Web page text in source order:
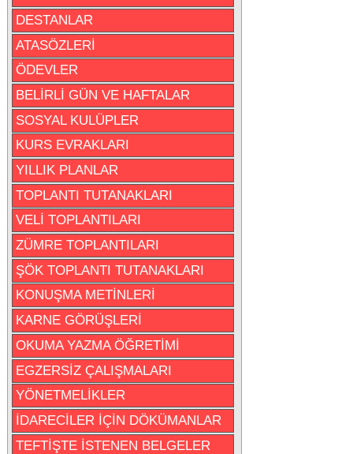
DESTANLAR
ATASÖZLERİ
ÖDEVLER
BELİRLİ GÜN VE HAFTALAR
SOSYAL KULÜPLER
KURS EVRAKLARI
YILLIK PLANLAR
TOPLANTI TUTANAKLARI
VELİ TOPLANTILARI
ZÜMRE TOPLANTILARI
ŞÖK TOPLANTI TUTANAKLARI
KONUŞMA METİNLERİ
KARNE GÖRÜŞLERİ
OKUMA YAZMA ÖĞRETİMİ
EGZERSİZ ÇALIŞMALARI
YÖNETMELİKLER
İDARECİLER İÇİN DÖKÜMANLAR
TEFTİŞTE İSTENEN BELGELER